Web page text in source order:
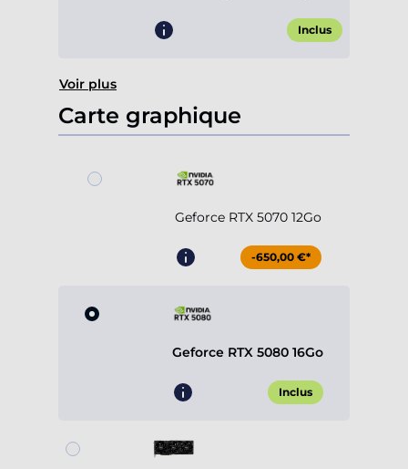
Inclus
Voir plus
Carte graphique
Geforce RTX 5070 12Go
-650,00 €*
Geforce RTX 5080 16Go
Inclus